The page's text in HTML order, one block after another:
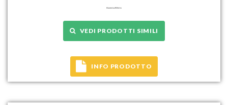
VEDI PRODOTTI SIMILI
INFO PRODOTTO